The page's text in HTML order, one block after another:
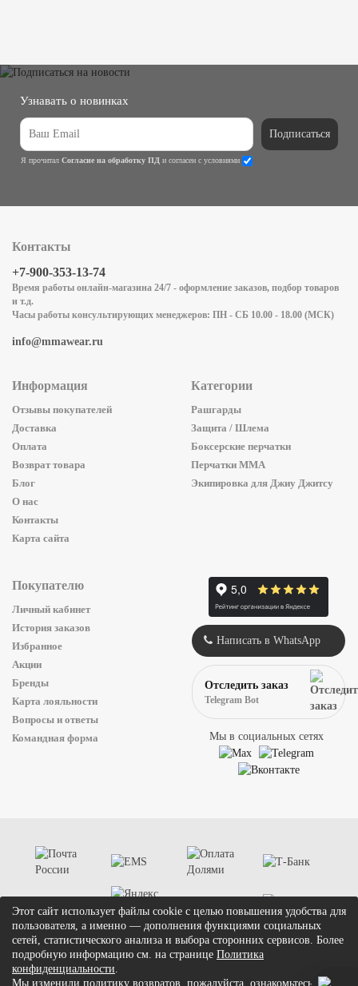
Узнавать о новинках
Подписаться
Я прочитал Согласие на обработку ПД и согласен с условиями
Контакты
+7-900-353-13-74
Время работы онлайн-магазина 24/7 - оформление заказов, подбор товаров
и т.д.
Часы работы консультирующих менеджеров: ПН - СБ 10.00 - 18.00 (МСК)
info@mmawear.ru
Информация
Отзывы покупателей
Доставка
Оплата
Возврат товара
Блог
О нас
Контакты
Карта сайта
Категории
Рашгарды
Защита / Шлема
Боксерские перчатки
Перчатки ММА
Экипировка для Джиу Джитсу
Покупателю
Личный кабинет
История заказов
Избранное
Акции
Бренды
Карта лояльности
Вопросы и ответы
Командная форма
Написать в WhatsApp
Отследить заказ
Telegram Bot
Мы в социальных сетях
Этот сайт использует файлы cookie с целью повышения удобства для
пользователя, а именно — дополнения функциями социальных
сетей, статистического анализа и выбора сторонних сервисов. Более
подробную информацию см. на странице Политика
конфиденциальности.
Мы изменили политику возвратов, пожалуйста, ознакомьтесь с